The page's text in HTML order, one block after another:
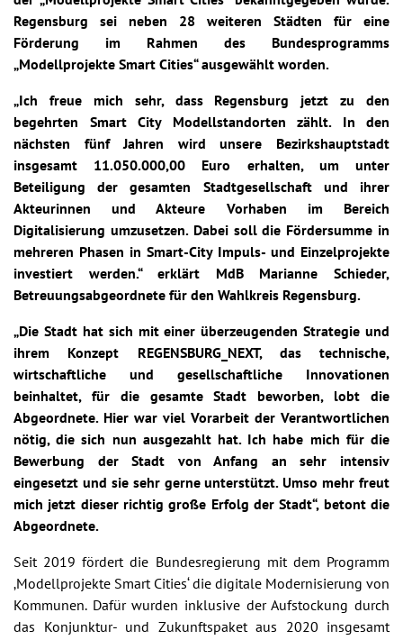
Regensburg sei neben 28 weiteren Städten für eine
Förderung im Rahmen des Bundesprogramms
„Modellprojekte Smart Cities“ ausgewählt worden.
„Ich freue mich sehr, dass Regensburg jetzt zu den
begehrten Smart City Modellstandorten zählt. In den
nächsten fünf Jahren wird unsere Bezirkshauptstadt
insgesamt 11.050.000,00 Euro erhalten, um unter
Beteiligung der gesamten Stadtgesellschaft und ihrer
Akteurinnen und Akteure Vorhaben im Bereich
Digitalisierung umzusetzen. Dabei soll die Fördersumme in
mehreren Phasen in Smart-City Impuls- und Einzelprojekte
investiert werden.“ erklärt MdB Marianne Schieder,
Betreuungsabgeordnete für den Wahlkreis Regensburg.
„Die Stadt hat sich mit einer überzeugenden Strategie und
ihrem Konzept REGENSBURG_NEXT, das technische,
wirtschaftliche und gesellschaftliche Innovationen
beinhaltet, für die gesamte Stadt beworben, lobt die
Abgeordnete. Hier war viel Vorarbeit der Verantwortlichen
nötig, die sich nun ausgezahlt hat. Ich habe mich für die
Bewerbung der Stadt von Anfang an sehr intensiv
eingesetzt und sie sehr gerne unterstützt. Umso mehr freut
mich jetzt dieser richtig große Erfolg der Stadt“, betont die
Abgeordnete.
Seit 2019 fördert die Bundesregierung mit dem Programm
‚Modellprojekte Smart Cities‘ die digitale Modernisierung von
Kommunen. Dafür wurden inklusive der Aufstockung durch
das Konjunktur- und Zukunftspaket aus 2020 insgesamt